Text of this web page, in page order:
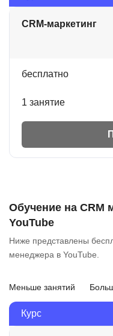
CRM-маркетинг
бесплатно
1 занятие
Обучение на CRM
YouTube
Ниже представлены
менеджера в YouTube.
Меньше занятий
Курс